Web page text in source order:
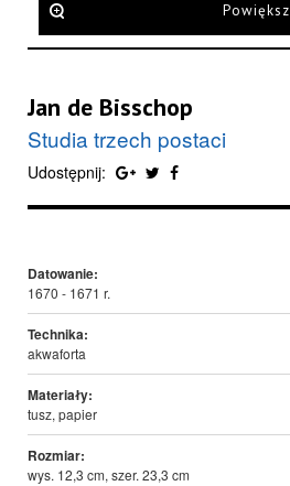
Powiększ
Jan de Bisschop
Studia trzech postaci
Udostępnij:
Datowanie:
1670 - 1671 r.
Technika:
akwaforta
Materiały:
tusz, papier
Rozmiar:
wys. 12,3 cm, szer. 23,3 cm